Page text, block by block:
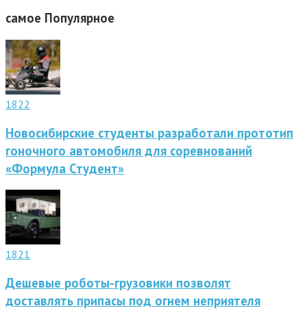
самое Популярное
1822
Новосибирские студенты разработали прототип
гоночного автомобиля для соревнований
«Формула Студент»
1821
Дешевые роботы-грузовики позволят
доставлять припасы под огнем неприятеля